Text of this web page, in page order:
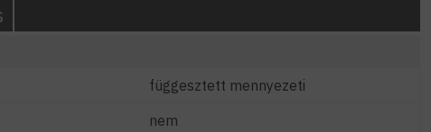
függesztett mennyezeti
nem